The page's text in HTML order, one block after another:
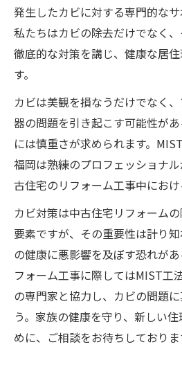
発生したカビに対する専門的なサ
私たちはカビの除去だけでなく
徹底的な対策を講じ、健康な居
す。
カビは美観を損なうだけでなく
器の問題を引き起こす可能性が
には慎重さが求められます。
福岡は熟練のプロフェッショナ
古住宅のリフォーム工事中におけ
カビ対策は中古住宅リフォーム
要素ですが、その重要性は計り
の健康に悪影響を及ぼす恐れが
フォーム工事に際してはMIST工
の専門家と協力し、カビの問題
う。家族の健康を守り、新しい
めに、ご相談をお待ちしておりま